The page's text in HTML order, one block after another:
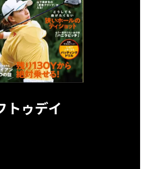
トゥデイ